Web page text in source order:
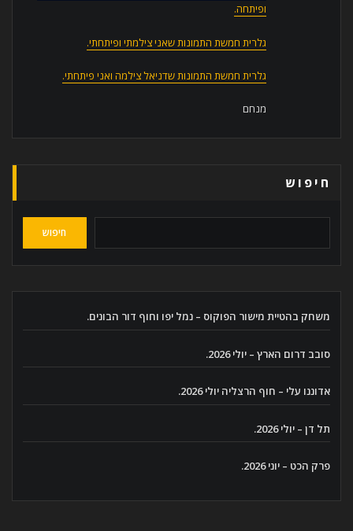
ופיתחה.
גלרית חמשת התמונות שאני צילמתי ופיתחתי.
גלרית חמשת התמונות שדניאל צילמה ואני פיתחתי.
מנחם
חיפוש
חיפוש
משחק בהטיית מישור הפוקוס – נמל יפו וחוף דור הבונים.
סובב דרום הארץ – יולי 2026.
אדוננו עלי – חוף הרצליה יולי 2026.
תל דן – יולי 2026.
פרק הכט – יוני 2026.